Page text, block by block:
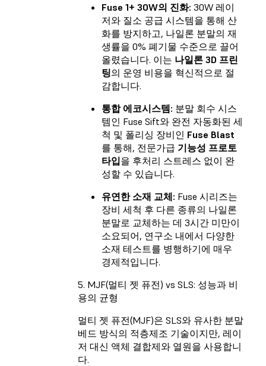
Fuse 1+ 30W의 진화: 30W 레이
저와 질소 공급 시스템을 통해 산
화를 방지하고, 나일론 분말의 재
생률을 0% 폐기물 수준으로 끌어
올렸습니다. 이는 나일론 3D 프린
팅의 운영 비용을 혁신적으로 절
감합니다.
통합 에코시스템: 분말 회수 시스
템인 Fuse Sift와 완전 자동화된 세
척 및 폴리싱 장비인 Fuse Blast
를 통해, 전문가급 기능성 프로토
타입을 후처리 스트레스 없이 완
성할 수 있습니다.
유연한 소재 교체: Fuse 시리즈는
장비 세척 후 다른 종류의 나일론
분말로 교체하는 데 3시간 미만이
소요되어, 연구소 내에서 다양한
소재 테스트를 병행하기에 매우
경제적입니다.
5. MJF(멀티 젯 퓨전) vs SLS: 성능과 비
용의 균형
멀티 젯 퓨전(MJF)은 SLS와 유사한 분말
베드 방식의 적층제조 기술이지만, 레이
저 대신 액체 결합제와 열원을 사용합니
다.